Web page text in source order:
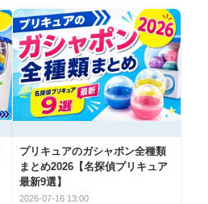
プリキュアのガシャポン全種類
まとめ2026【名探偵プリキュア
最新9選】
2026-07-16 13:00